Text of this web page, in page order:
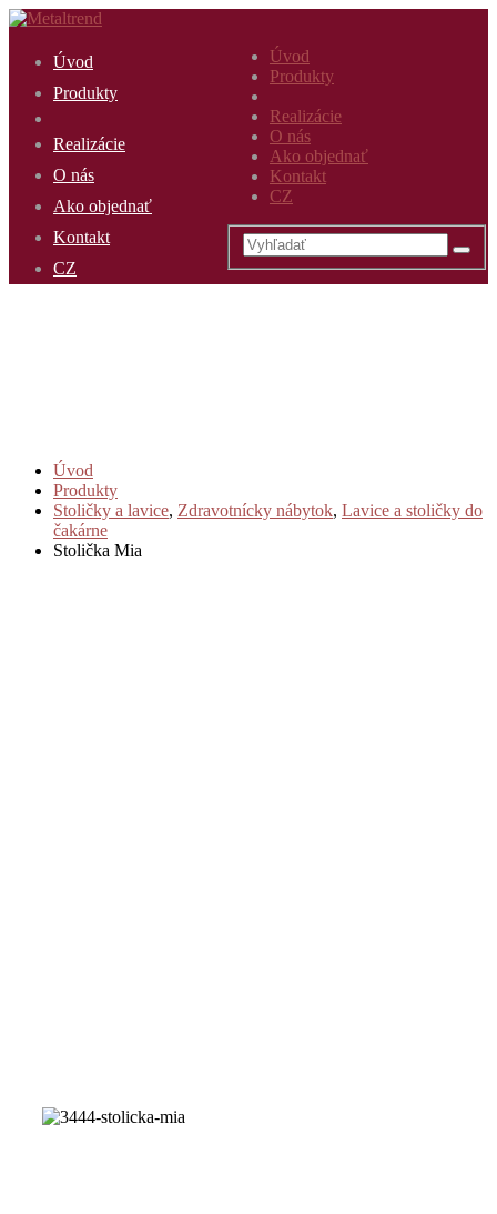
Úvod
Produkty
Realizácie
O nás
Ako objednať
Kontakt
CZ
Úvod
Produkty
Realizácie
O nás
Ako objednať
Kontakt
CZ
Úvod
Produkty
Stoličky a lavice, Zdravotnícky nábytok, Lavice a stoličky do
čakárne
Stolička Mia